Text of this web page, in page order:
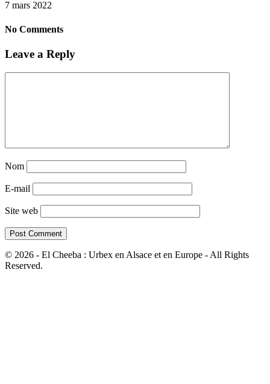
7 mars 2022
No Comments
Leave a Reply
Nom
E-mail
Site web
© 2026 - El Cheeba : Urbex en Alsace et en Europe - All Rights
Reserved.